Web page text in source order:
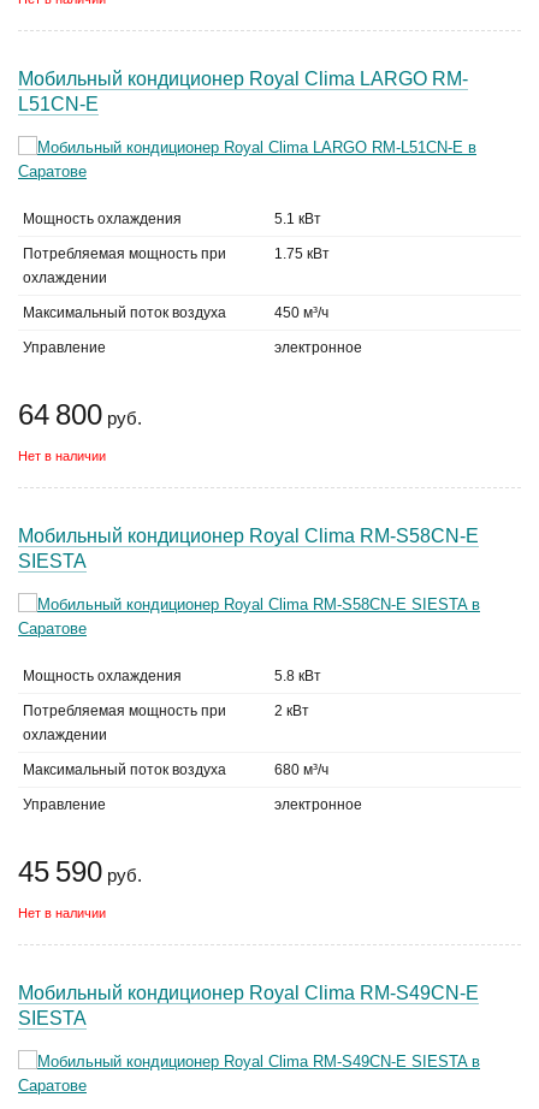
Мобильный кондиционер Royal Clima LARGO RM-
L51CN-E
Мощность охлаждения 5.1 кВт
Потребляемая мощность при
охлаждении
1.75 кВт
Максимальный поток воздуха 450 м³/ч
Управление электронное
64 800 руб.
Нет в наличии
Мобильный кондиционер Royal Clima RM-S58CN-E
SIESTA
Мощность охлаждения 5.8 кВт
Потребляемая мощность при
охлаждении
2 кВт
Максимальный поток воздуха 680 м³/ч
Управление электронное
45 590 руб.
Нет в наличии
Мобильный кондиционер Royal Clima RM-S49CN-E
SIESTA